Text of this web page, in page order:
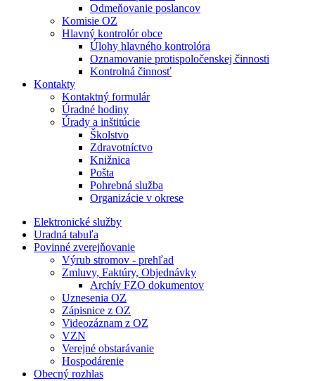
Odmeňovanie poslancov
Komisie OZ
Hlavný kontrolór obce
Úlohy hlavného kontrolóra
Oznamovanie protispoločenskej činnosti
Kontrolná činnosť
Kontakty
Kontaktný formulár
Úradné hodiny
Úrady a inštitúcie
Školstvo
Zdravotníctvo
Knižnica
Pošta
Pohrebná služba
Organizácie v okrese
Elektronické služby
Uradná tabuľa
Povinné zverejňovanie
Výrub stromov - prehľad
Zmluvy, Faktúry, Objednávky
Archív FZO dokumentov
Uznesenia OZ
Zápisnice z OZ
Videozáznam z OZ
VZN
Verejné obstarávanie
Hospodárenie
Obecný rozhlas